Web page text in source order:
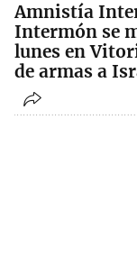
Amnistía
Intermón se
lunes en
de armas a